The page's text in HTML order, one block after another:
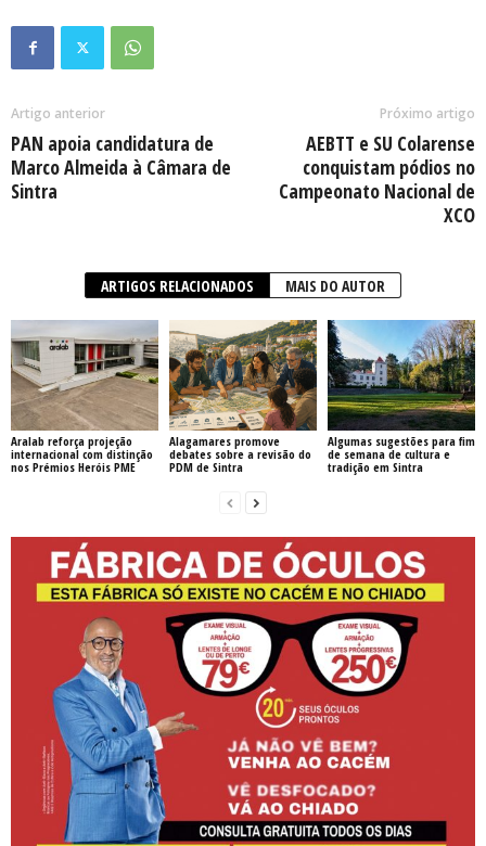
Artigo anterior
PAN apoia candidatura de
Marco Almeida à Câmara de
Sintra
Próximo artigo
AEBTT e SU Colarense
conquistam pódios no
Campeonato Nacional de
XCO
ARTIGOS RELACIONADOS MAIS DO AUTOR
Aralab reforça projeção
internacional com distinção
nos Prémios Heróis PME
Alagamares promove
debates sobre a revisão do
PDM de Sintra
Algumas sugestões para fim
de semana de cultura e
tradição em Sintra